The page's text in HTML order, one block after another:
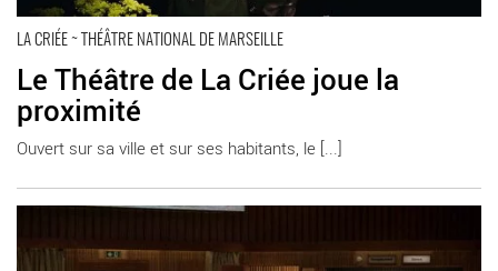
LA CRIÉE ~ THÉÂTRE NATIONAL DE MARSEILLE
Le Théâtre de La Criée joue la
proximité
Ouvert sur sa ville et sur ses habitants, le [...]
En savoir plus